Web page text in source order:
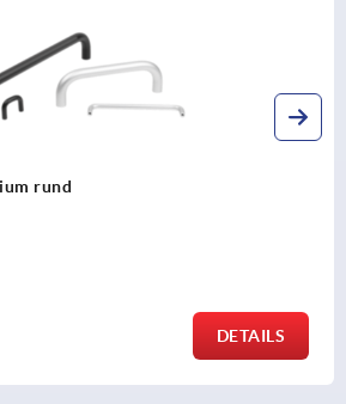
Bügelgriffe Aluminium mit